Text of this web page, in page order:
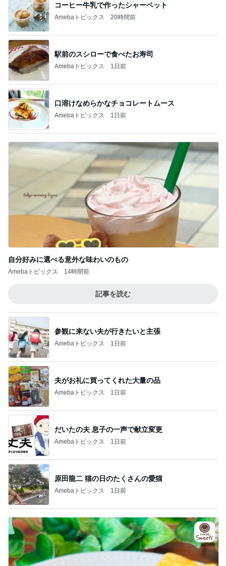
コーヒー牛乳で作ったシャーベット
Amebaトピックス 20時間前
駅前のスシローで食べたお寿司
Amebaトピックス 1日前
口溶けなめらかなチョコレートムース
Amebaトピックス 1日前
自分好みに選べる意外な味わいのもの
Amebaトピックス 14時間前
記事を読む
参観に来ない夫が行きたいと主張
Amebaトピックス 1日前
夫がお礼に買ってくれた大量の品
Amebaトピックス 1日前
だいたの夫 息子の一声で献立変更
Amebaトピックス 1日前
原田龍二 猫の日のたくさんの愛猫
Amebaトピックス 1日前